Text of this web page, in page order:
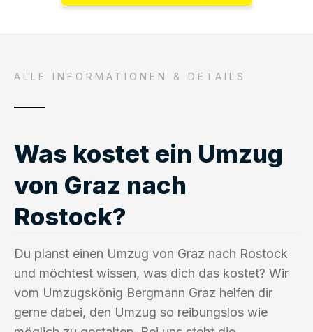
ALLE INFORMATIONEN & DETAILS
Was kostet ein Umzug
von Graz nach
Rostock?
Du planst einen Umzug von Graz nach Rostock
und möchtest wissen, was dich das kostet? Wir
vom Umzugskönig Bergmann Graz helfen dir
gerne dabei, den Umzug so reibungslos wie